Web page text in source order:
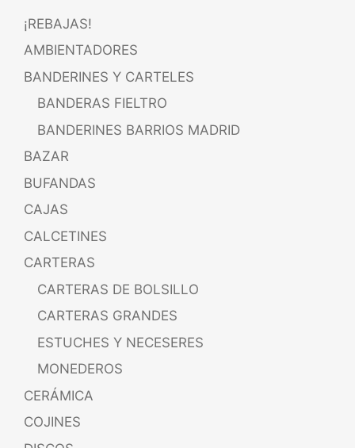
¡REBAJAS!
AMBIENTADORES
BANDERINES Y CARTELES
BANDERAS FIELTRO
BANDERINES BARRIOS MADRID
BAZAR
BUFANDAS
CAJAS
CALCETINES
CARTERAS
CARTERAS DE BOLSILLO
CARTERAS GRANDES
ESTUCHES Y NECESERES
MONEDEROS
CERÁMICA
COJINES